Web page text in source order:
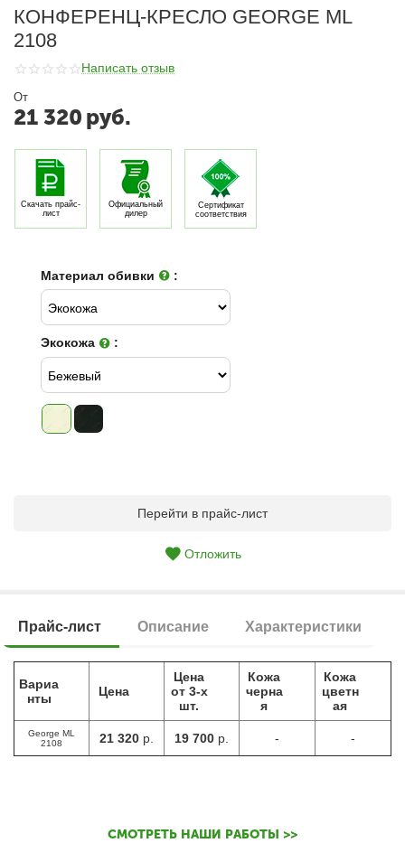
КОНФЕРЕНЦ-КРЕСЛО GEORGE ML
2108
Написать отзыв
От
21 320 руб.
Скачать прайс-
лист
Официальный
дилер
Сертификат
соответствия
Материал обивки :
Экокожа :
Перейти в прайс-лист
Отложить
Прайс-лист Описание Характеристики
Вариа
нты
Цена
Цена
от 3-х
шт.
Кожа
черна
я
Кожа
цветн
ая
George ML
2108
21 320 р. 19 700 р. - -
СМОТРЕТЬ НАШИ РАБОТЫ >>